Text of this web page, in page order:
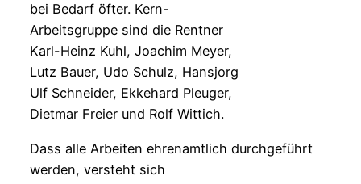
bei Bedarf öfter. Kern-
Arbeitsgruppe sind die Rentner
Karl-Heinz Kuhl, Joachim Meyer,
Lutz Bauer, Udo Schulz, Hansjorg
Ulf Schneider, Ekkehard Pleuger,
Dietmar Freier und Rolf Wittich.
Dass alle Arbeiten ehrenamtlich durchgeführt
werden, versteht sich